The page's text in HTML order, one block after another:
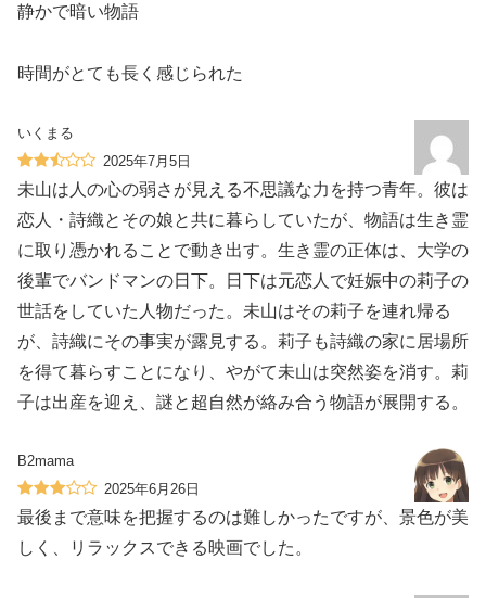
静かで暗い物語
時間がとても長く感じられた
いくまる
2025年7月5日
未山は人の心の弱さが見える不思議な力を持つ青年。彼は
恋人・詩織とその娘と共に暮らしていたが、物語は生き霊
に取り憑かれることで動き出す。生き霊の正体は、大学の
後輩でバンドマンの日下。日下は元恋人で妊娠中の莉子の
世話をしていた人物だった。未山はその莉子を連れ帰る
が、詩織にその事実が露見する。莉子も詩織の家に居場所
を得て暮らすことになり、やがて未山は突然姿を消す。莉
子は出産を迎え、謎と超自然が絡み合う物語が展開する。
B2mama
2025年6月26日
最後まで意味を把握するのは難しかったですが、景色が美
しく、リラックスできる映画でした。